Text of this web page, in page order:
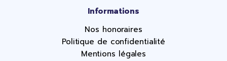
Informations
Nos honoraires
Politique de confidentialité
Mentions légales